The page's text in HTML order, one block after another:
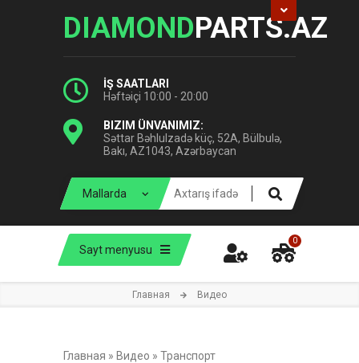
DIAMONDPARTS.AZ
İŞ SAATLARI
Həftəiçi 10:00 - 20:00
BIZIM ÜNVANIMIZ:
Səttar Bəhlulzadə küç, 52A, Bülbulə,
Bakı, AZ1043, Azərbaycan
Sayt menyusu
0
Главная Видео
Главная » Видео » Транспорт